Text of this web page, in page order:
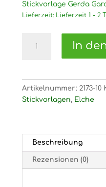
Stickvorlage Gerda
Lieferzeit: Lieferzeit 1 - 2
Stickvorlage
Menge
In
Artikelnummer: 2173-10
Stickvorlagen, Elche
Beschreibung
Rezensionen (0)